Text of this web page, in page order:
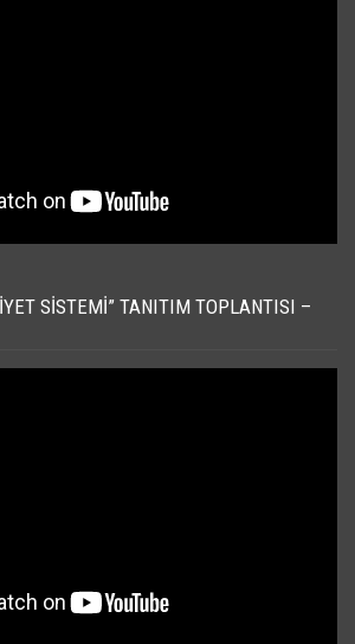
SISTEMI” TANITIM TOPLANTISI –